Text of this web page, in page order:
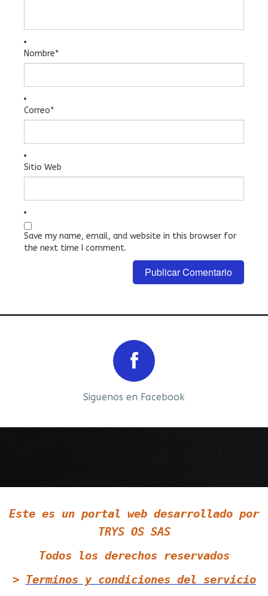
Nombre*
Correo*
Sitio Web
Save my name, email, and website in this browser for
the next time I comment.
Siguenos en Facebook
Este es un portal web desarrollado por
TRYS OS SAS
Todos los derechos reservados
> Terminos y condiciones del servicio